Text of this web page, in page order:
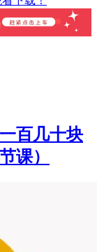
百几十块
课）